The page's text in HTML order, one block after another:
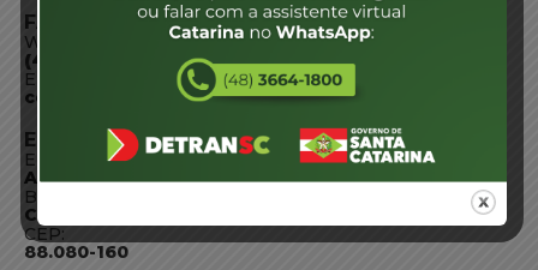
FALE CONOSCO
WhatsApp:
(48) 3664-1800
E-mail:
centraldeinformacoes@detran.sc.gov.br
ENDEREÇO
Endereço:
Av. Almirante Tamandaré - 480
Bairro:
Coqueiros, Florianópolis SC
CEP:
88.080-160